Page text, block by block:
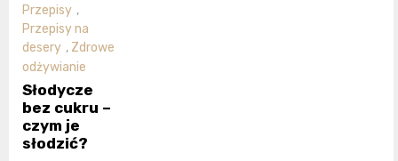
Przepisy ,
Przepisy na
desery , Zdrowe
odżywianie
Słodycze
bez cukru –
czym je
słodzić?